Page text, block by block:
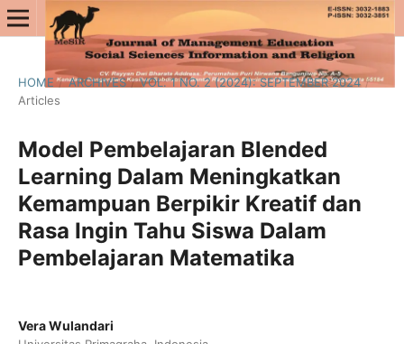
HOME / ARCHIVES / VOL. 1 NO. 2 (2024): SEPTEMBER 2024 /
Articles
Model Pembelajaran Blended
Learning Dalam Meningkatkan
Kemampuan Berpikir Kreatif dan
Rasa Ingin Tahu Siswa Dalam
Pembelajaran Matematika
Vera Wulandari